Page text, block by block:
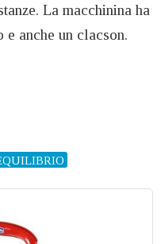
La macchinina ha
e anche un clacson.